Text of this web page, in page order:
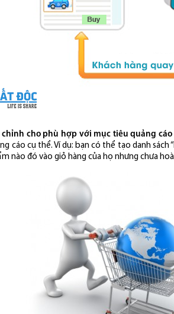
chỉnh cho phù hợp với mục tiêu quảng cáo
cáo cụ thể. Ví dụ: bạn có thể tạo danh sách
nào đó vào giỏ hàng của họ nhưng chưa